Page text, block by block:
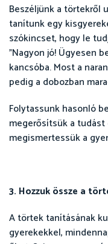
Beszéljünk a törtekről
tanítunk egy
szókincset, hogy le
"Nagyon jó! Ügyesen
kancsóba. Most a
pedig a dobozban
Folytassunk hasonló
megerősítsük a
megismertessük a
3. Hozzuk össze a
A törtek tanításának
gyerekekkel,